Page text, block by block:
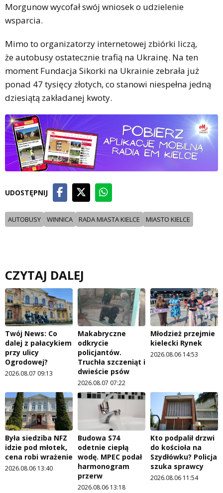
Morgunow wycofał swój wniosek o udzielenie
wsparcia.
Mimo to organizatorzy internetowej zbiórki liczą,
że autobusy ostatecznie trafią na Ukrainę. Na ten
moment Fundacja Sikorki na Ukrainie zebrała już
ponad 47 tysięcy złotych, co stanowi niespełna jedną
dziesiątą zakładanej kwoty.
UDOSTĘPNIJ
AUTOBUSY WINNICA RADA MIASTA KIELCE MIASTO KIELCE
CZYTAJ DALEJ
Twój News: Co
dalej z pałacykiem
przy ulicy
Ogrodowej?
2026.08.07 09:13
Makabryczne
odkrycie
policjantów.
Truchła szczeniąt i
dwieście psów
2026.08.07 07:22
Młodzież przejmie
kielecki Rynek
2026.08.06 14:53
Była siedziba NFZ
idzie pod młotek,
cena robi wrażenie
2026.08.06 13:40
Budowa S74
odetnie ciepłą
wodę. MPEC podał
harmonogram
przerw
2026.08.06 13:18
Kto podpalił drzwi
do kościoła na
Szydłówku? Policja
szuka sprawcy
2026.08.06 11:54